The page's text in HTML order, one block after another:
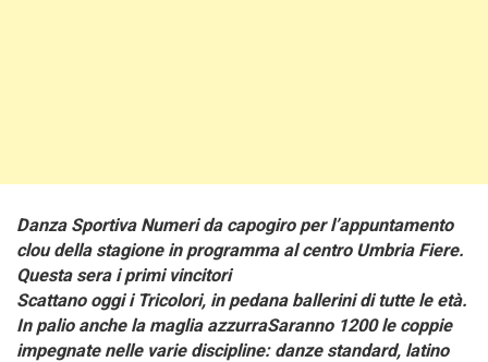
Danza Sportiva Numeri da capogiro per l’appuntamento
clou della stagione in programma al centro Umbria Fiere.
Questa sera i primi vincitori
Scattano oggi i Tricolori, in pedana ballerini di tutte le età.
In palio anche la maglia azzurraSaranno 1200 le coppie
impegnate nelle varie discipline: danze standard, latino